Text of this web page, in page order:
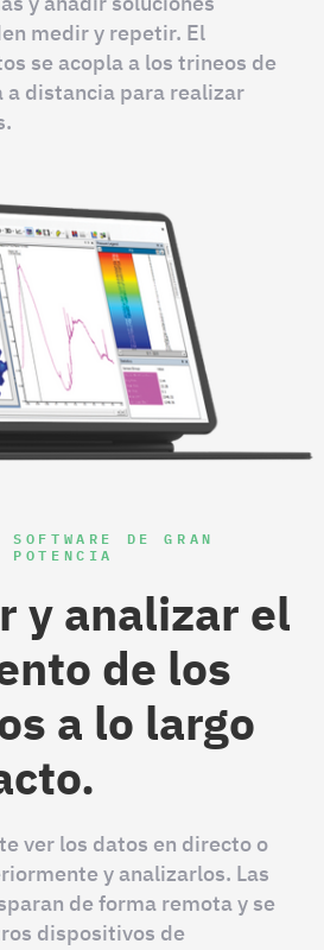
medir y repetir. El
se acopla a los trineos de
a distancia para realizar
SOFTWARE DE GRAN
POTENCIA
y analizar el
de los
a lo largo
ver los datos en directo o
y analizarlos. Las
de forma remota y se
dispositivos de